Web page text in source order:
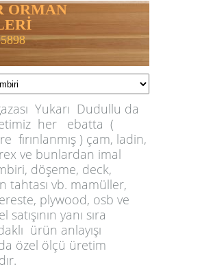
ORMAN
Yukarı Dudullu da
her ebatta (
fırınlanmış ) çam, ladin,
ve bunlardan imal
döşeme, deck,
tahtası vb. mamüller,
plywood, osb ve
yanı sıra
ürün anlayışı
özel ölçü üretim